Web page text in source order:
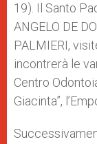
19). Il Santo
ANGELO DE
PALMIERI,
incontrerà le
Centro
Giacinta”,